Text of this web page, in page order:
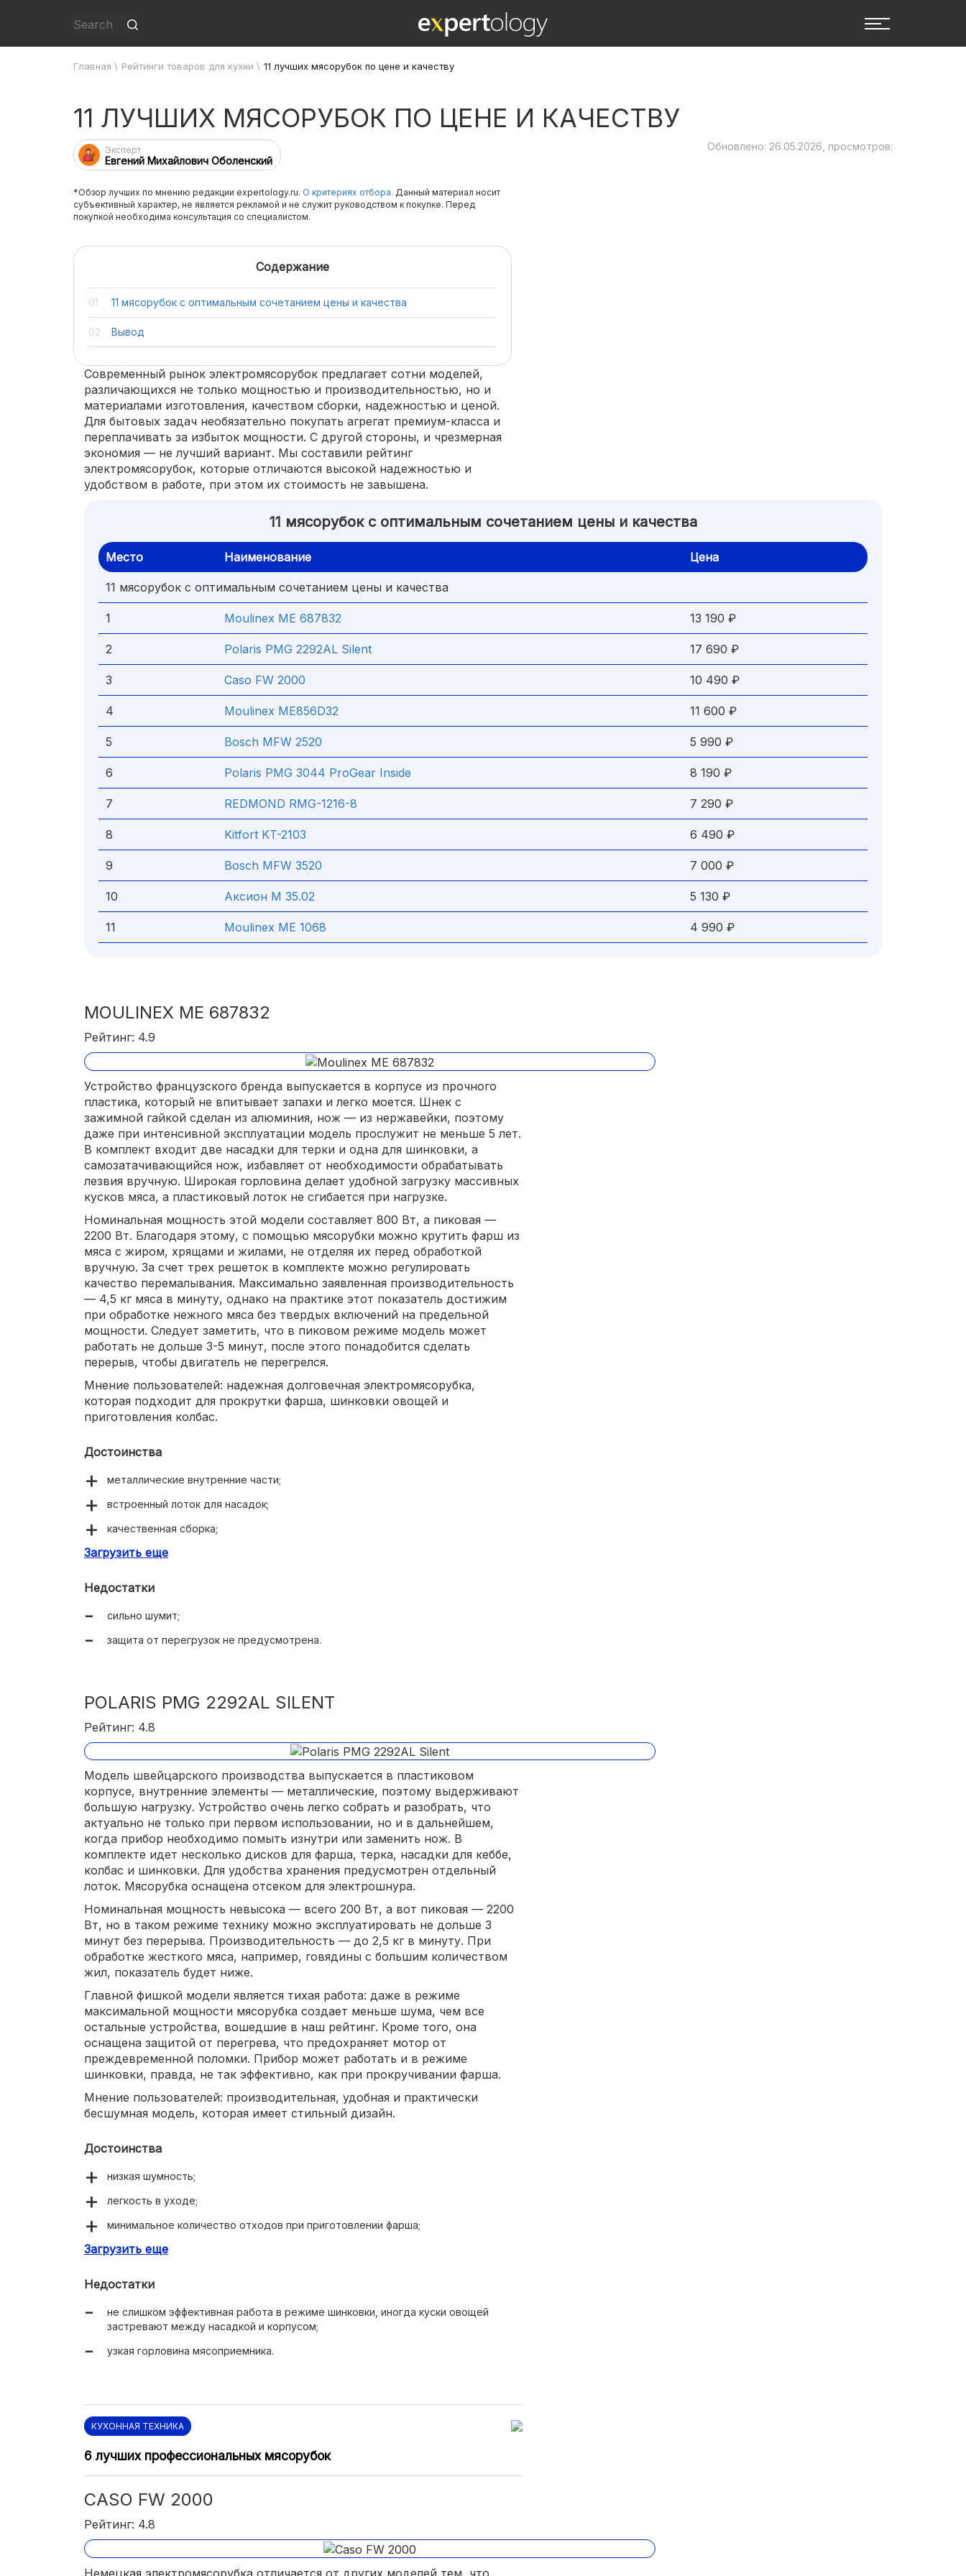
Главная \ Рейтинги товаров для кухни \ 11 лучших мясорубок по цене и качеству
11 ЛУЧШИХ МЯСОРУБОК ПО ЦЕНЕ И КАЧЕСТВУ
Эксперт
Евгений Михайлович Оболенский
Обновлено: 26.05.2026, просмотров:
*Обзор лучших по мнению редакции expertology.ru. О критериях отбора. Данный материал носит
субъективный характер, не является рекламой и не служит руководством к покупке. Перед
покупкой необходима консультация со специалистом.
Содержание
11 мясорубок с оптимальным сочетанием цены и качества
Вывод
Современный рынок электромясорубок предлагает сотни моделей,
различающихся не только мощностью и производительностью, но и
материалами изготовления, качеством сборки, надежностью и ценой.
Для бытовых задач необязательно покупать агрегат премиум-класса и
переплачивать за избыток мощности. С другой стороны, и чрезмерная
экономия — не лучший вариант. Мы составили рейтинг
электромясорубок, которые отличаются высокой надежностью и
удобством в работе, при этом их стоимость не завышена.
11 мясорубок с оптимальным сочетанием цены и качества
Место Наименование Цена
11 мясорубок с оптимальным сочетанием цены и качества
1 Moulinex ME 687832 13 190 ₽
2 Polaris PMG 2292AL Silent 17 690 ₽
3 Caso FW 2000 10 490 ₽
4 Moulinex ME856D32 11 600 ₽
5 Bosch MFW 2520 5 990 ₽
6 Polaris PMG 3044 ProGear Inside 8 190 ₽
7 REDMOND RMG-1216-8 7 290 ₽
8 Kitfort KT-2103 6 490 ₽
9 Bosch MFW 3520 7 000 ₽
10 Аксион М 35.02 5 130 ₽
11 Moulinex ME 1068 4 990 ₽
MOULINEX ME 687832
Рейтинг: 4.9
Устройство французского бренда выпускается в корпусе из прочного
пластика, который не впитывает запахи и легко моется. Шнек с
зажимной гайкой сделан из алюминия, нож — из нержавейки, поэтому
даже при интенсивной эксплуатации модель прослужит не меньше 5 лет.
В комплект входит две насадки для терки и одна для шинковки, а
самозатачивающийся нож, избавляет от необходимости обрабатывать
лезвия вручную. Широкая горловина делает удобной загрузку массивных
кусков мяса, а пластиковый лоток не сгибается при нагрузке.
Номинальная мощность этой модели составляет 800 Вт, а пиковая —
2200 Вт. Благодаря этому, с помощью мясорубки можно крутить фарш из
мяса с жиром, хрящами и жилами, не отделяя их перед обработкой
вручную. За счет трех решеток в комплекте можно регулировать
качество перемалывания. Максимально заявленная производительность
— 4,5 кг мяса в минуту, однако на практике этот показатель достижим
при обработке нежного мяса без твердых включений на предельной
мощности. Следует заметить, что в пиковом режиме модель может
работать не дольше 3-5 минут, после этого понадобится сделать
перерыв, чтобы двигатель не перегрелся.
Мнение пользователей: надежная долговечная электромясорубка,
которая подходит для прокрутки фарша, шинковки овощей и
приготовления колбас.
Достоинства
металлические внутренние части;
встроенный лоток для насадок;
качественная сборка;
возможность обработки мяса с жилами;
Загрузить еще
Недостатки
сильно шумит;
защита от перегрузок не предусмотрена.
POLARIS PMG 2292AL SILENT
Рейтинг: 4.8
Модель швейцарского производства выпускается в пластиковом
корпусе, внутренние элементы — металлические, поэтому выдерживают
большую нагрузку. Устройство очень легко собрать и разобрать, что
актуально не только при первом использовании, но и в дальнейшем,
когда прибор необходимо помыть изнутри или заменить нож. В
комплекте идет несколько дисков для фарша, терка, насадки для кеббе,
колбас и шинковки. Для удобства хранения предусмотрен отдельный
лоток. Мясорубка оснащена отсеком для электрошнура.
Номинальная мощность невысока — всего 200 Вт, а вот пиковая — 2200
Вт, но в таком режиме технику можно эксплуатировать не дольше 3
минут без перерыва. Производительность — до 2,5 кг в минуту. При
обработке жесткого мяса, например, говядины с большим количеством
жил, показатель будет ниже.
Главной фишкой модели является тихая работа: даже в режиме
максимальной мощности мясорубка создает меньше шума, чем все
остальные устройства, вошедшие в наш рейтинг. Кроме того, она
оснащена защитой от перегрева, что предохраняет мотор от
преждевременной поломки. Прибор может работать и в режиме
шинковки, правда, не так эффективно, как при прокручивании фарша.
Мнение пользователей: производительная, удобная и практически
бесшумная модель, которая имеет стильный дизайн.
Достоинства
низкая шумность;
легкость в уходе;
минимальное количество отходов при приготовлении фарша;
цельнометаллическая конструкция редуктора;
Загрузить еще
Недостатки
не слишком эффективная работа в режиме шинковки, иногда куски овощей
застревают между насадкой и корпусом;
узкая горловина мясоприемника.
КУХОННАЯ ТЕХНИКА
6 лучших профессиональных мясорубок
CASO FW 2000
Рейтинг: 4.8
Немецкая электромясорубка отличается от других моделей тем, что